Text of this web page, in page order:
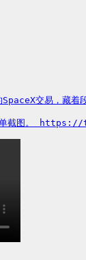
交易，藏着段
下单截图。